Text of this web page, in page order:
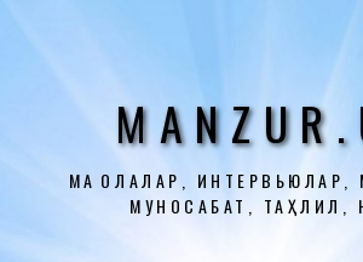
МАҚОЛАЛАР, ИНТЕРВЬЮЛАР,
МУНОСАБАТ, ТАҲЛИЛ,